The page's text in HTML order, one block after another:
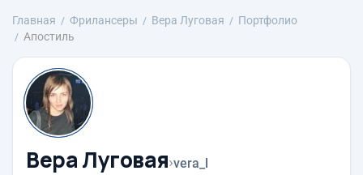
Главная Фрилансеры Вера Луговая
Портфолио
Апостиль
Вера Луговая›vera_l